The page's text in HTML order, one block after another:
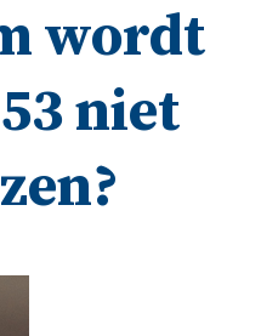
wordt
niet
nieuwsbrief
Studiehuis (cursus)